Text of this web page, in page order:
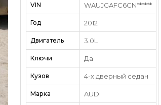
VIN WAUJGAFC6CN******
Год 2012
Двигатель 3.0L
Ключи Да
Кузов 4-х дверный седан
Марка AUDI